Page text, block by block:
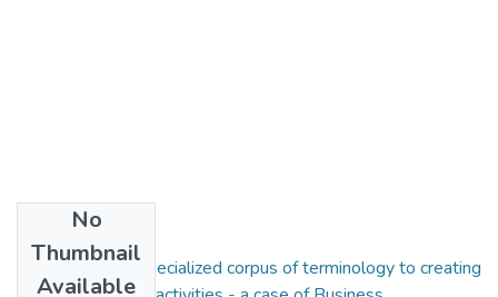
No
Thumbnail
Available
From building a specialized corpus of terminology to creating